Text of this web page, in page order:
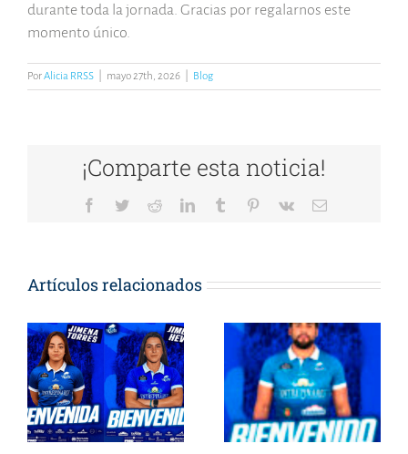
durante toda la jornada. Gracias por regalarnos este
momento único.
PorAlicia RRSS mayo 27th, 2026 Blog
¡Comparte esta noticia!
Facebook
TwitterRedditLinkedInTumblr Pinterest
Vk
Correo
Artículos relacionados